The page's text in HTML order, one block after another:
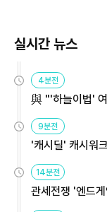
실시간 뉴스
4분전
與 "'하늘이법'
9분전
'캐시딜' 캐시워
14분전
관세전쟁 '엔드